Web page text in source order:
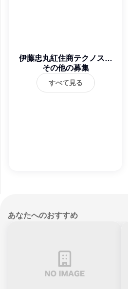
伊藤忠丸紅住商テクノスチ
ール株式会社
その他の募集
すべて見る
あなたへのおすすめ